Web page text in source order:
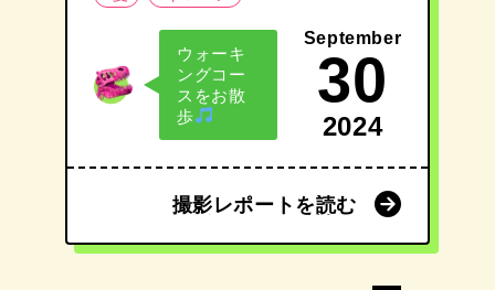
ウォーキ
ングコー
スをお散
歩
September
30
2024
撮影レポートを読む